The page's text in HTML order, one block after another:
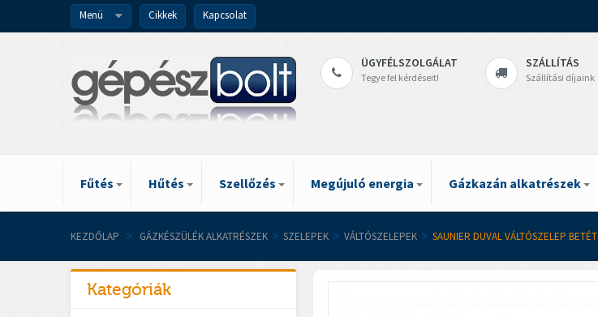
Menü Cikkek Kapcsolat
ÜGYFÉLSZOLGÁLAT
Tegye fel kérdéseit!
SZÁLLÍTÁS
Szállítási díjaink
Fűtés Hűtés Szellőzés Megújuló energia Gázkazán alkatrészek
KEZDŐLAP > GÁZKÉSZÜLÉK ALKATRÉSZEK > SZELEPEK > VÁLTÓSZELEPEK > SAUNIER DUVAL VÁLTÓSZELEP BETÉT
Kategóriák